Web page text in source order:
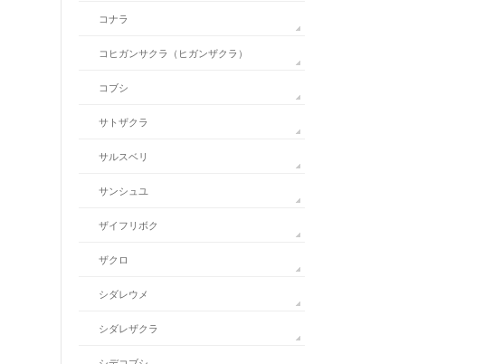
コナラ
コヒガンサクラ（ヒガンザクラ）
コブシ
サトザクラ
サルスベリ
サンシュユ
ザイフリボク
ザクロ
シダレウメ
シダレザクラ